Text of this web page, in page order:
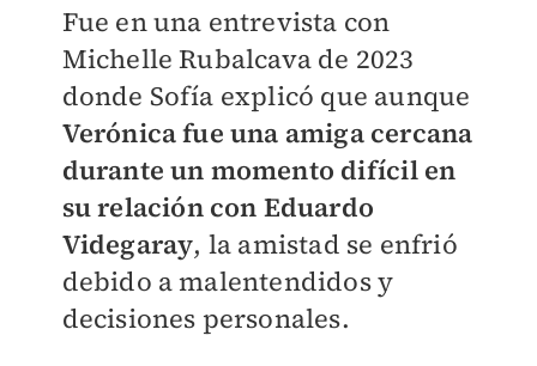
Fue en una entrevista con
Michelle Rubalcava de 2023
donde Sofía explicó que aunque
Verónica fue una amiga cercana
durante un momento difícil en
su relación con Eduardo
Videgaray, la amistad se enfrió
debido a malentendidos y
decisiones personales.